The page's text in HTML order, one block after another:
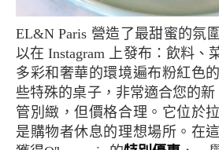
EL&N Paris 營造了最甜蜜的氛圍，一切看起來都可
以在 Instagram 上發布：飲料、
多彩和奢華的環境遍布粉紅色
些特殊的桌子，非常適合您的新
管別緻，但價格合理。它位於
是購物者休息的理想場所。在